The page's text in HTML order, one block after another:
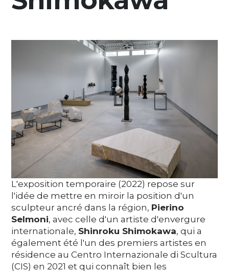
DE EN
L'exposition temporaire (2022) repose sur
l'idée de mettre en miroir la position d'un
sculpteur ancré dans la région, Pierino
Selmoni, avec celle d'un artiste d'envergure
internationale, Shinroku Shimokawa, qui a
également été l'un des premiers artistes en
résidence au Centro Internazionale di Scultura
(CIS) en 2021 et qui connaît bien les